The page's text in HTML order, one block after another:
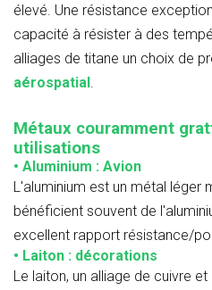
élevé. Une résistance
capacité à résister à des
alliages de titane un choix de
aérospatial.
Métaux couramment
utilisations
• Aluminium : Avion
L'aluminium est un métal léger
bénéficient souvent de
excellent rapport résistance/
• Laiton : décorations
Le laiton, un alliage de cuivre